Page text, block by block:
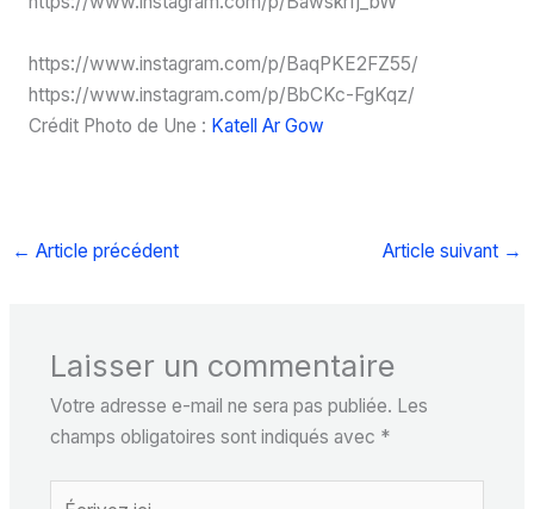
https://www.instagram.com/p/BaqPKE2FZ55/
https://www.instagram.com/p/BbCKc-FgKqz/
Crédit Photo de Une : Katell Ar Gow
← Article précédent Article suivant →
Laisser un commentaire
Votre adresse e-mail ne sera pas publiée. Les
champs obligatoires sont indiqués avec *
Écrivez